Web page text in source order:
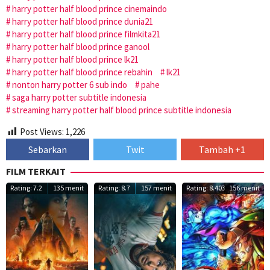
harry potter half blood prince cinemaindo
harry potter half blood prince dunia21
harry potter half blood prince filmkita21
harry potter half blood prince ganool
harry potter half blood prince lk21
harry potter half blood prince rebahin
lk21
nonton harry potter 6 sub indo
pahe
saga harry potter subtitle indonesia
streaming harry potter half blood prince subtitle indonesia
Post Views: 1,226
Sebarkan Twit
Tambah +1
FILM TERKAIT
Rating: 7.2 135 menit Rating: 8.7 157 menit Rating: 8.403 156 menit